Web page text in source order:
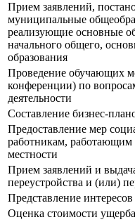
Прием заявлений,
муниципальные
реализующие основные
начального общего,
образования
Проведение обучающих
конференции) по
деятельности
Составление бизнес-
Предоставление мер
работникам,
местности
Прием заявлений и
переустройства и (или)
Представление
Оценка стоимости